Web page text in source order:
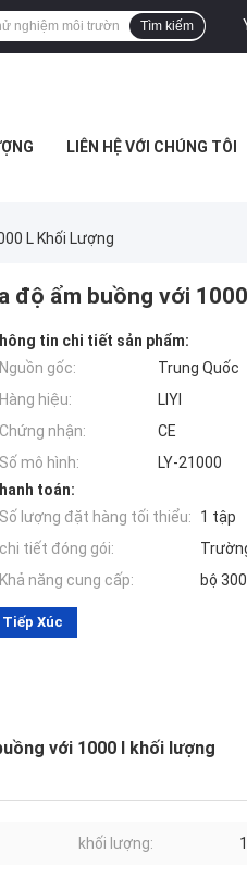
Tìm kiếm
LIÊN HỆ VỚI CHÚNG TÔI
L Khối Lượng
độ ẩm buồng với
tin chi tiết sản phẩm:
Nguồn gốc:
Trung Quốc
Hàng hiệu:
LIYI
Chứng nhận:
CE
Số mô hình:
LY-21000
toán:
Số lượng đặt hàng tối thiểu:
1 tập
chi tiết đóng gói:
Khả năng cung cấp:
bộ
Tiếp Xúc
với 1000 l khối lượng
khối lượng: